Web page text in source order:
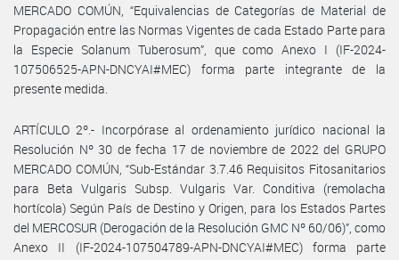
MERCADO COMÚN, “Equivalencias de Categorías de Material de
Propagación entre las Normas Vigentes de cada Estado Parte para
la Especie Solanum Tuberosum”, que como Anexo I (IF-2024-
107506525-APN-DNCYAI#MEC) forma parte integrante de la
presente medida.
ARTÍCULO 2º.- Incorpórase al ordenamiento jurídico nacional la
Resolución Nº 30 de fecha 17 de noviembre de 2022 del GRUPO
MERCADO COMÚN, “Sub-Estándar 3.7.46 Requisitos Fitosanitarios
para Beta Vulgaris Subsp. Vulgaris Var. Conditiva (remolacha
hortícola) Según País de Destino y Origen, para los Estados Partes
del MERCOSUR (Derogación de la Resolución GMC Nº 60/06)”, como
Anexo II (IF-2024-107504789-APN-DNCYAI#MEC) forma parte